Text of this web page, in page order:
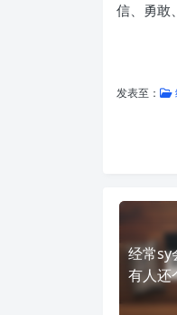
信、勇敢
发表至：
经常sy
有人还